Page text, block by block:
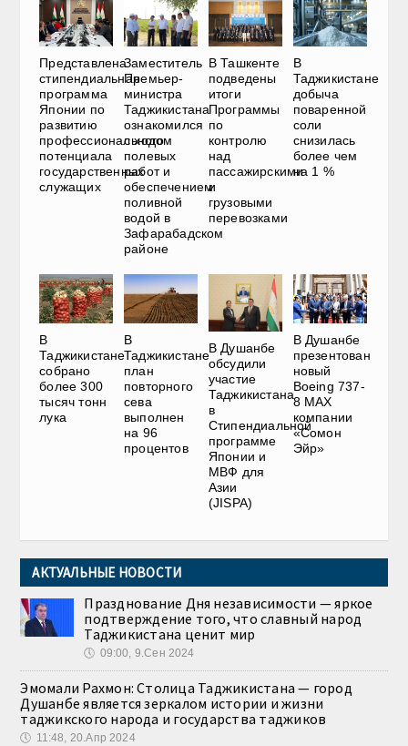
Представлена
стипендиальная
программа
Японии по
развитию
профессионального
потенциала
государственных
служащих
Заместитель
Премьер-
министра
Таджикистана
ознакомился
с ходом
полевых
работ и
обеспечением
поливной
водой в
Зафарабадском
районе
В Ташкенте
подведены
итоги
Программы
по
контролю
над
пассажирскими
и
грузовыми
перевозками
В
Таджикистане
добыча
поваренной
соли
снизилась
более чем
на 1 %
В
Таджикистане
собрано
более 300
тысяч тонн
лука
В
Таджикистане
план
повторного
сева
выполнен
на 96
процентов
В Душанбе
обсудили
участие
Таджикистана
в
Стипендиальной
программе
Японии и
МВФ для
Азии
(JISPA)
В Душанбе
презентован
новый
Boeing 737-
8 MAX
компании
«Сомон
Эйр»
АКТУАЛЬНЫЕ НОВОСТИ
Празднование Дня независимости — яркое
подтверждение того, что славный народ
Таджикистана ценит мир
🕔 09:00, 9.Сен 2024
Эмомали Рахмон: Столица Таджикистана — город
Душанбе является зеркалом истории и жизни
таджикского народа и государства таджиков
🕔 11:48, 20.Апр 2024